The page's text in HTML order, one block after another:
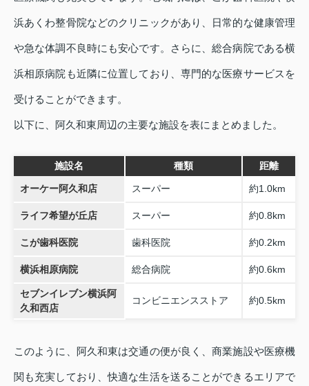
浜あくわ整骨院などのクリニックがあり、日常的な健康管理
や急な体調不良時にも安心です。さらに、総合病院である横
浜相原病院も近隣に位置しており、専門的な医療サービスを
受けることができます。
以下に、阿久和東周辺の主要な施設を表にまとめました。
施設名 種類 距離
オーケー阿久和店 スーパー 約1.0km
ライフ希望が丘店 スーパー 約0.8km
こが歯科医院 歯科医院 約0.2km
横浜相原病院 総合病院 約0.6km
セブンイレブン横浜阿
久和西店
コンビニエンスストア 約0.5km
このように、阿久和東は交通の便が良く、商業施設や医療機
関も充実しており、快適な生活を送ることができるエリアで